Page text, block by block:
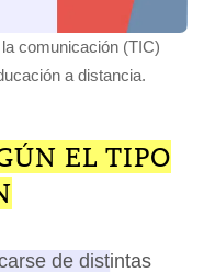
comunicación (TIC)
a distancia.
EL TIPO
de distintas